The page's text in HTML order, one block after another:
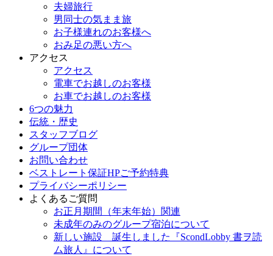
夫婦旅行
男同士の気まま旅
お子様連れのお客様へ
おみ足の悪い方へ
アクセス
アクセス
電車でお越しのお客様
お車でお越しのお客様
6つの魅力
伝統・歴史
スタッフブログ
グループ団体
お問い合わせ
ベストレート保証HPご予約特典
プライバシーポリシー
よくあるご質問
お正月期間（年末年始）関連
未成年のみのグループ宿泊について
新しい施設 誕生しました『ScondLobby 書ヲ読
ム旅人』について